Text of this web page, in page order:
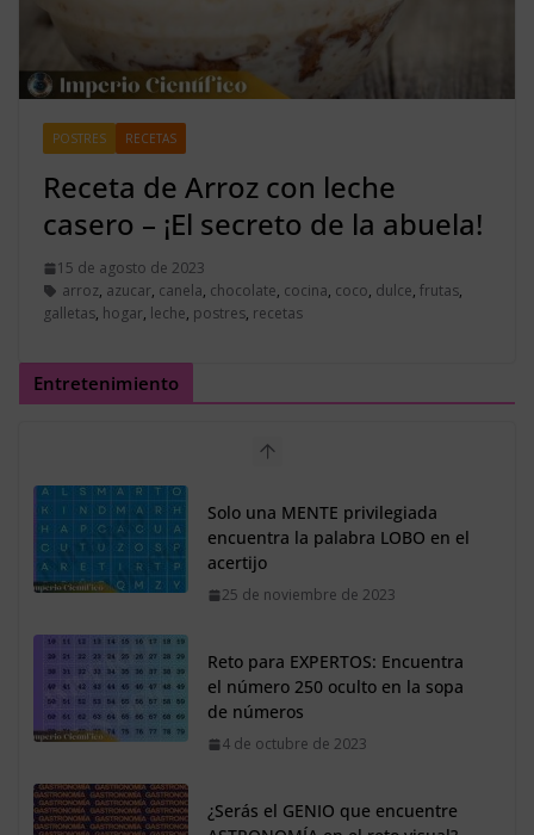
POSTRES RECETAS
Receta de Arroz con leche
casero – ¡El secreto de la abuela!
15 de agosto de 2023
arroz, azucar, canela, chocolate, cocina, coco, dulce, frutas,
galletas, hogar, leche, postres, recetas
Entretenimiento
encuentra la palabra LOBO en el
acertijo
25 de noviembre de 2023
el número 250 oculto en la sopa
de números
4 de octubre de 2023
ASTRONOMÍA en el reto visual?